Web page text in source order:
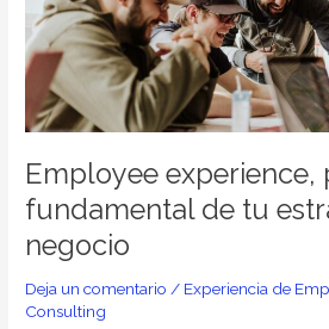
Employee experience,
fundamental de tu
negocio
Deja un comentario / Experiencia de
Consulting
de
tu
estrategia
negocio